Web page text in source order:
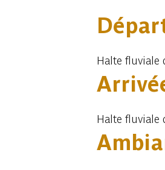
Halte fluviale
Halte fluviale